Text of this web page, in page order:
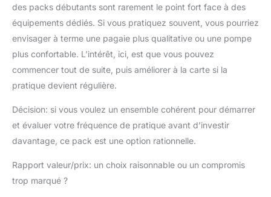
des packs débutants sont rarement le point fort face à des
équipements dédiés. Si vous pratiquez souvent, vous pourriez
envisager à terme une pagaie plus qualitative ou une pompe
plus confortable. L’intérêt, ici, est que vous pouvez
commencer tout de suite, puis améliorer à la carte si la
pratique devient régulière.
Décision: si vous voulez un ensemble cohérent pour démarrer
et évaluer votre fréquence de pratique avant d’investir
davantage, ce pack est une option rationnelle.
Rapport valeur/prix: un choix raisonnable ou un compromis
trop marqué ?